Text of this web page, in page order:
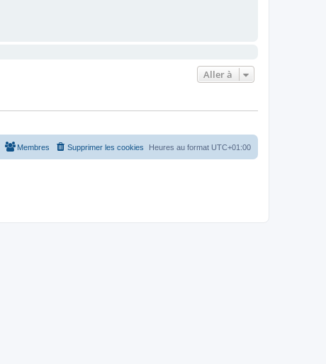
Aller à
Heures au format UTC+01:00
Supprimer les cookies
Membres